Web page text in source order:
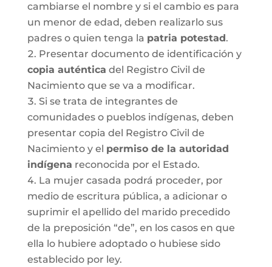
cambiarse el nombre y si el cambio es para
un menor de edad, deben realizarlo sus
padres o quien tenga la patria potestad.
Presentar documento de identificación y
copia auténtica del Registro Civil de
Nacimiento que se va a modificar.
Si se trata de integrantes de
comunidades o pueblos indígenas, deben
presentar copia del Registro Civil de
Nacimiento y el permiso de la autoridad
indígena reconocida por el Estado.
La mujer casada podrá proceder, por
medio de escritura pública, a adicionar o
suprimir el apellido del marido precedido
de la preposición “de”, en los casos en que
ella lo hubiere adoptado o hubiese sido
establecido por ley.